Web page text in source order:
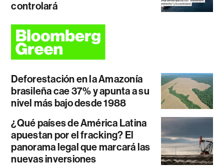
controlará
Deforestación en la Amazonía
brasileña cae 37% y apunta a su
nivel más bajo desde 1988
¿Qué países de América Latina
apuestan por el fracking? El
panorama legal que marcará las
nuevas inversiones